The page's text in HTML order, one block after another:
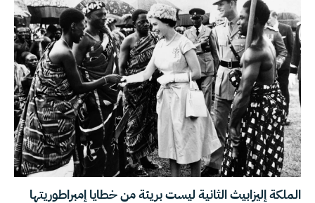
الملكة إليزابيث الثانية ليست بريئة من خطايا إمبراطوريتها